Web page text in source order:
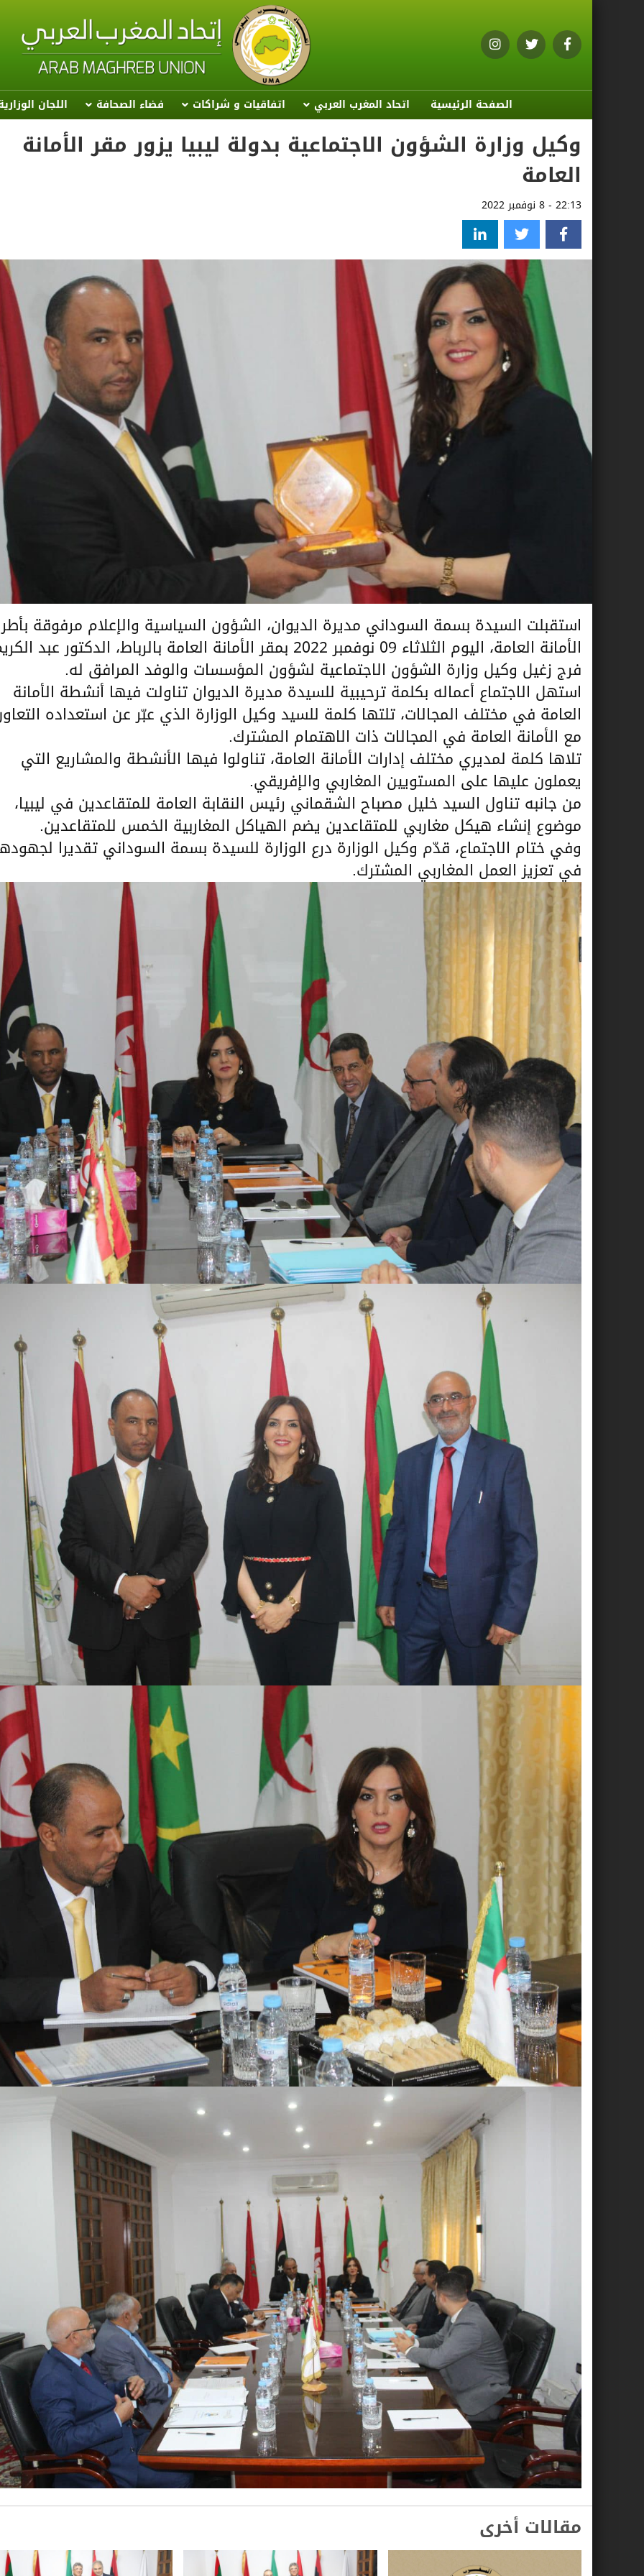
الصفحة الرئيسية اتحاد المغرب العربي اتفاقيات و شراكات فضاء الصحافة اللجان
وكيل وزارة الشؤون الاجتماعية بدولة ليبيا يزور مقر الأمانة
العامة
22:13 - 8 نوفمبر 2022
استقبلت السيدة بسمة السوداني مديرة الديوان، الشؤون السياسية والإعلام مرفوقة بأطر
الأمانة العامة، اليوم الثلاثاء 09 نوفمبر 2022 بمقر الأمانة العامة بالرباط، الدكتور عبد
فرج زغيل وكيل وزارة الشؤون الاجتماعية لشؤون المؤسسات والوفد المرافق له.
استهل الاجتماع أعماله بكلمة ترحيبية للسيدة مديرة الديوان تناولت فيها أنشطة الأمانة
العامة في مختلف المجالات، تلتها كلمة للسيد وكيل الوزارة الذي عبّر عن استعداده
مع الأمانة العامة في المجالات ذات الاهتمام المشترك.
تلاها كلمة لمديري مختلف إدارات الأمانة العامة، تناولوا فيها الأنشطة والمشاريع التي
يعملون عليها على المستويين المغاربي والإفريقي.
من جانبه تناول السيد خليل مصباح الشقماني رئيس النقابة العامة للمتقاعدين في ليبيا،
موضوع إنشاء هيكل مغاربي للمتقاعدين يضم الهياكل المغاربية الخمس للمتقاعدين.
وفي ختام الاجتماع، قدّم وكيل الوزارة درع الوزارة للسيدة بسمة السوداني تقديرا
في تعزيز العمل المغاربي المشترك.
مقالات أخرى